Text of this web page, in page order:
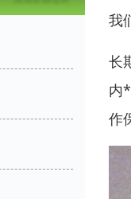
我
长
内
作